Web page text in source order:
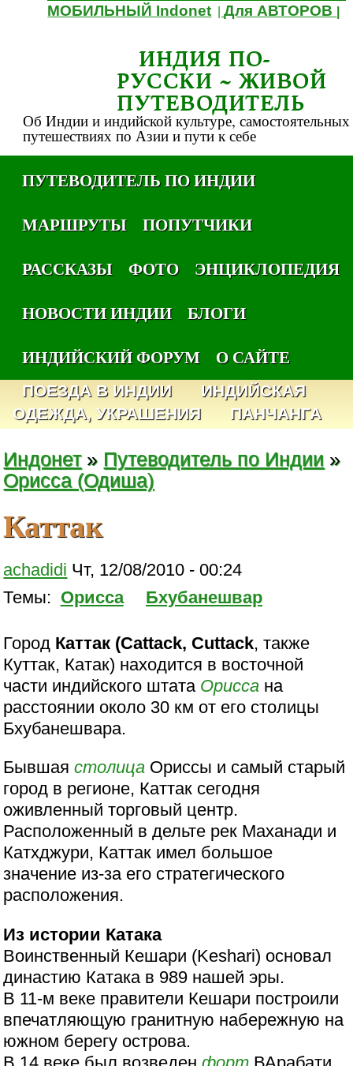
МОБИЛЬНЫЙ Indonet |Для АВТОРОВ
ИНДИЯ ПО-
РУССКИ ~ ЖИВОЙ
ПУТЕВОДИТЕЛЬ
Об Индии и индийской культуре, самостоятельных
путешествиях по Азии и пути к себе
ПУТЕВОДИТЕЛЬ ПО ИНДИИ
МАРШРУТЫ
ПОПУТЧИКИ
РАССКАЗЫ
ФОТО
ЭНЦИКЛОПЕДИЯ
НОВОСТИ ИНДИИ
БЛОГИ
ИНДИЙСКИЙ ФОРУМ
О САЙТЕ
ПОЕЗДА В ИНДИИ
ИНДИЙСКАЯ
ОДЕЖДА, УКРАШЕНИЯ
ПАНЧАНГА
Индонет» Путеводитель по Индии »
Орисса (Одиша)
Каттак
achadidi Чт, 12/08/2010 - 00:24
Темы: Орисса Бхубанешвар
Город Каттак (Cattack, Cuttack, также
Куттак, Катак) находится в восточной
части индийского штата Орисса на
расстоянии около 30 км от его столицы
Бхубанешвара.
Бывшаястолица Ориссы и самый старый
город в регионе, Каттак сегодня
оживленный торговый центр.
Расположенный в дельте рек Маханади и
Катхджури, Каттак имел большое
значение из-за его стратегического
расположения.
Из истории Катака
Воинственный Кешари (Keshari) основал
династию Катака в 989 нашей эры.
В 11-м веке правители Кешари построили
впечатляющую гранитную набережную на
южном берегу острова.